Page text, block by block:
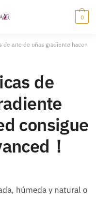
0
de arte de uñas gradiente hacen
de
consigue
！
húmeda y natural o